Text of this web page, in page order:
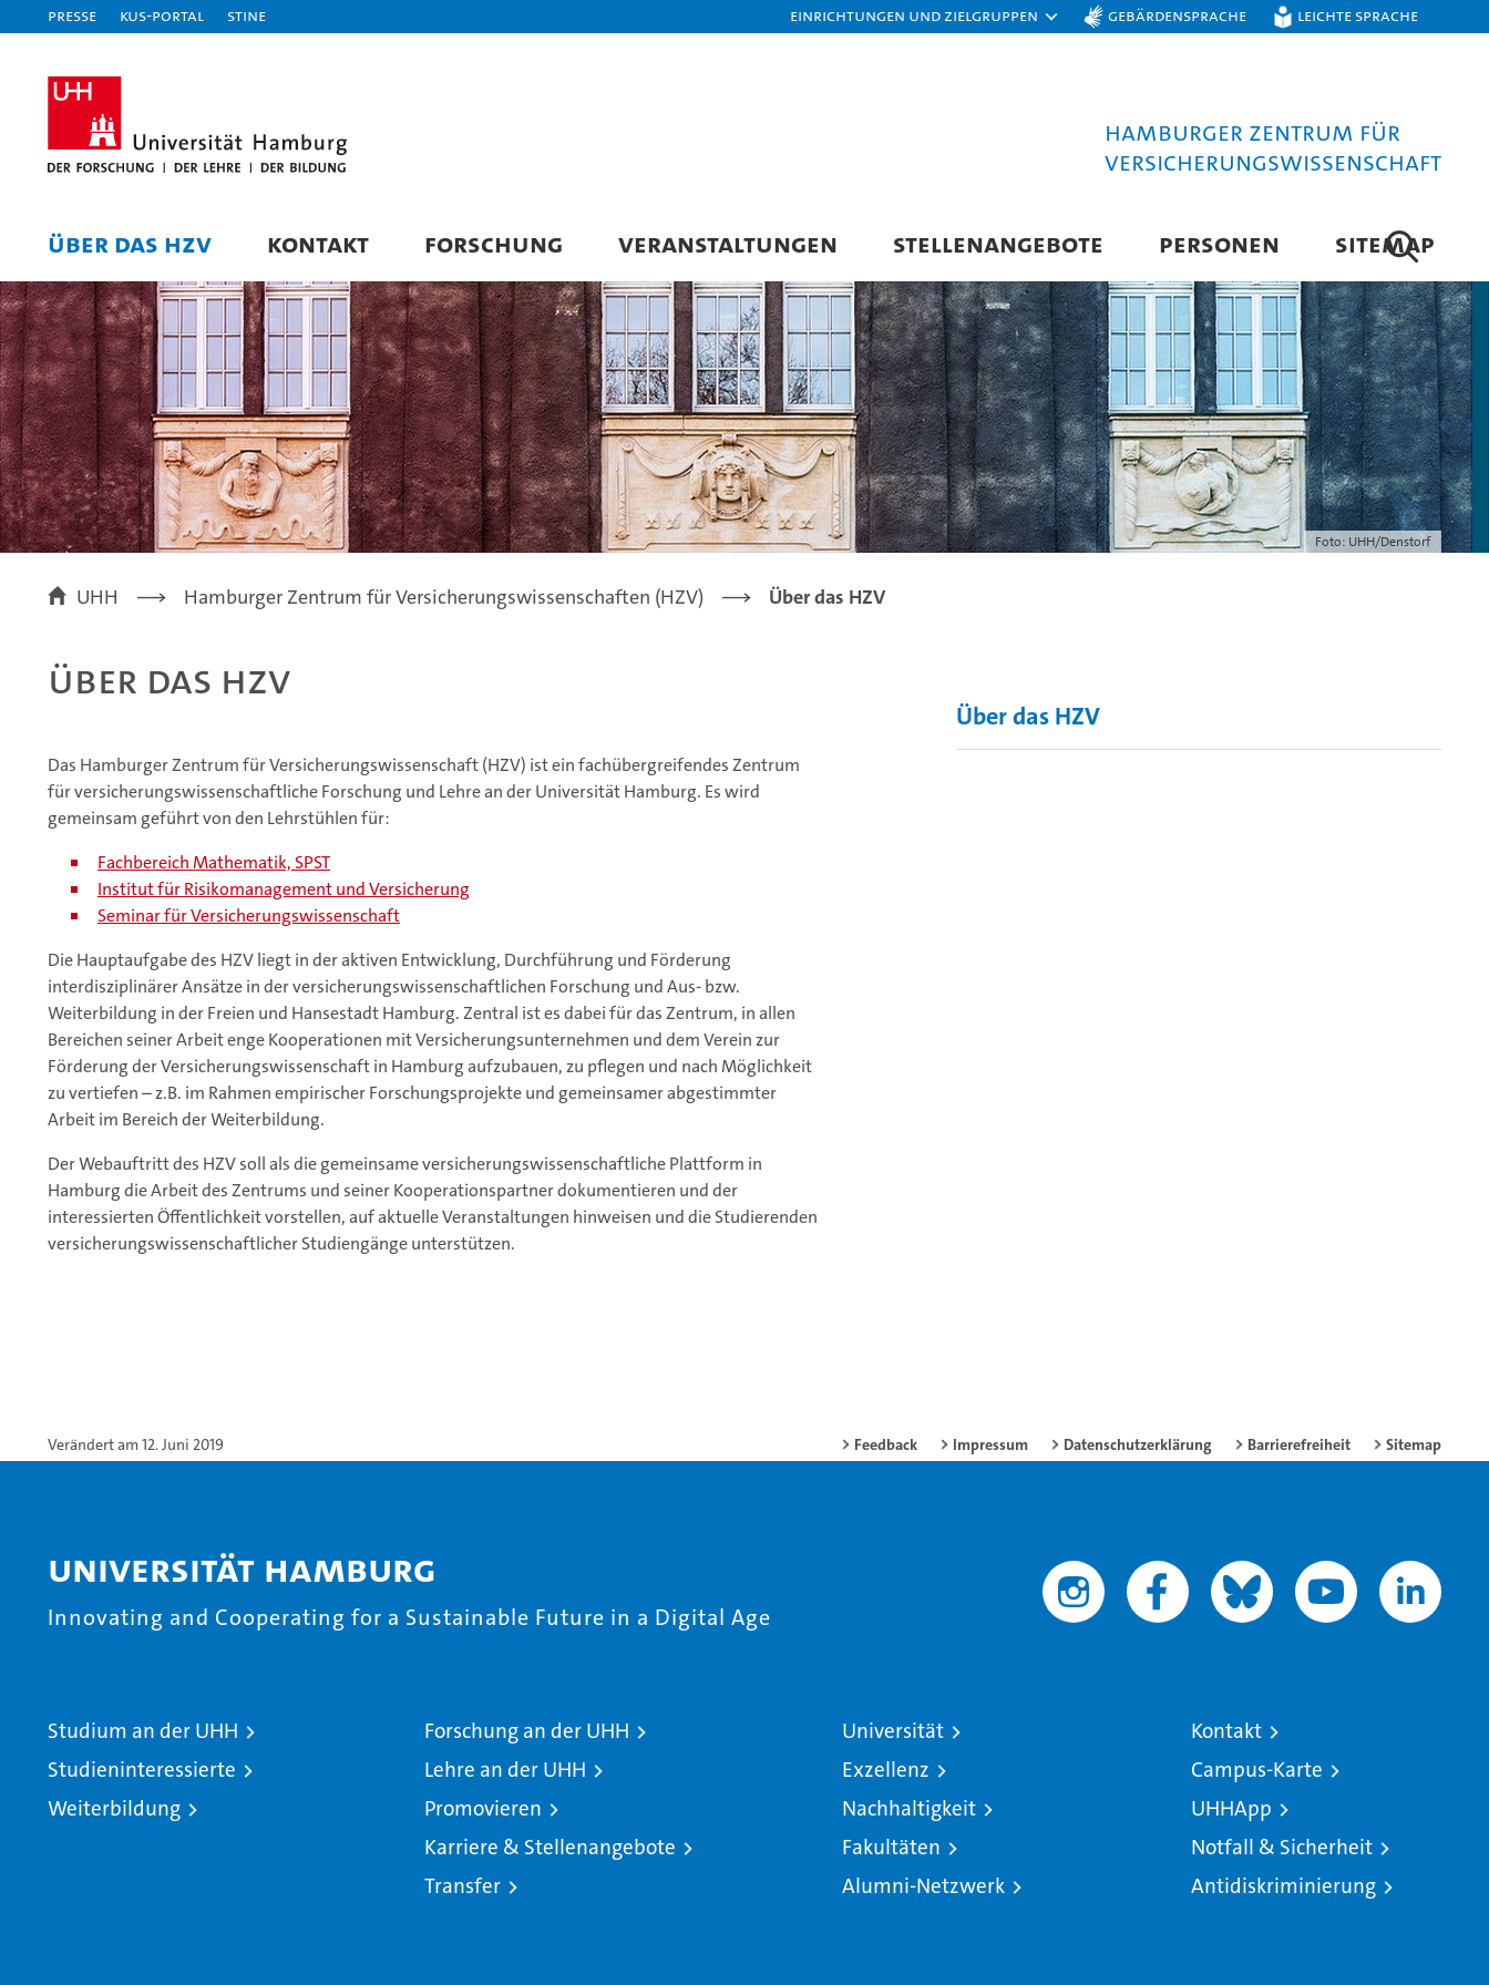
Presse KUS-Portal STiNE Einrichtungen und Zielgruppen Gebärdensprache Leichte Sprache
Hamburger Zentrum für
Versicherungswissenschaft
ÜBER DAS HZV KONTAKT FORSCHUNG VERANSTALTUNGEN STELLENANGEBOTE PERSONEN SITEMAP
Foto: UHH/Denstorf
UHH Hamburger Zentrum für Versicherungswissenschaften (HZV) Über das HZV
Über das HZV
Das Hamburger Zentrum für Versicherungswissenschaft (HZV) ist ein fachübergreifendes Zentrum
für versicherungswissenschaftliche Forschung und Lehre an der Universität Hamburg. Es wird
gemeinsam geführt von den Lehrstühlen für:
Fachbereich Mathematik, SPST
Institut für Risikomanagement und Versicherung
Seminar für Versicherungswissenschaft
Die Hauptaufgabe des HZV liegt in der aktiven Entwicklung, Durchführung und Förderung
interdisziplinärer Ansätze in der versicherungswissenschaftlichen Forschung und Aus‐ bzw.
Weiterbildung in der Freien und Hansestadt Hamburg. Zentral ist es dabei für das Zentrum, in allen
Bereichen seiner Arbeit enge Kooperationen mit Versicherungsunternehmen und dem Verein zur
Förderung der Versicherungswissenschaft in Hamburg aufzubauen, zu pflegen und nach Möglichkeit
zu vertiefen – z.B. im Rahmen empirischer Forschungsprojekte und gemeinsamer abgestimmter
Arbeit im Bereich der Weiterbildung.
Der Webauftritt des HZV soll als die gemeinsame versicherungswissenschaftliche Plattform in
Hamburg die Arbeit des Zentrums und seiner Kooperationspartner dokumentieren und der
interessierten Öffentlichkeit vorstellen, auf aktuelle Veranstaltungen hinweisen und die Studierenden
versicherungswissenschaftlicher Studiengänge unterstützen.
Über das HZV
Verändert am 12. Juni 2019 Feedback Impressum Datenschutzerklärung Barrierefreiheit Sitemap
Universität Hamburg
Innovating and Cooperating for a Sustainable Future in a Digital Age
Studium an der UHH
Studieninteressierte
Weiterbildung
Forschung an der UHH
Lehre an der UHH
Promovieren
Karriere & Stellenangebote
Transfer
Universität
Exzellenz
Nachhaltigkeit
Fakultäten
Alumni-Netzwerk
Kontakt
Campus-Karte
UHHApp
Notfall & Sicherheit
Antidiskriminierung